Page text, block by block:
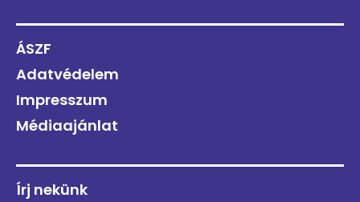
ÁSZF
Adatvédelem
Impresszum
Médiaajánlat
Írj nekünk